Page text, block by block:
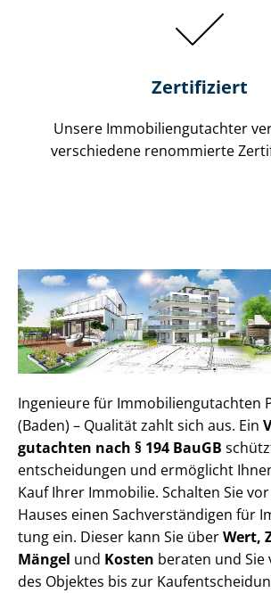
Zertifiziert
Unsere Immobilien­gutachter
verschiedene renommierte
Ingenieure für Im­mo­bi­li­en­gut­ach­ten
(Baden) – Qualität zahlt sich aus. Ein
gut­ach­ten nach § 194 BauGB
ent­schei­dun­gen und ermöglicht
Kauf Ihrer Immobilie. Schalten Sie
Hauses einen Sach­ver­stän­di­gen für
tung ein. Dieser kann Sie überWert,
Mängel und Kosten beraten und Sie
des Objektes bis zur